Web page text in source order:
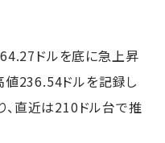
ドルを底に急上昇
値236.54ドルを記録し
、直近は210ドル台で推